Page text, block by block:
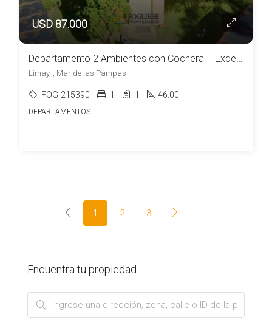
USD 87.000
Departamento 2 Ambientes con Cochera – Excelente Ubicación en Mar de las Pampas
Limay, , Mar de las Pampas
FOG-215390 1 1 46.00
DEPARTAMENTOS
1 2 3
Encuentra tu propiedad